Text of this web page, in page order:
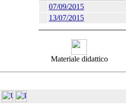
07/09/2015
13/07/2015
Materiale didattico